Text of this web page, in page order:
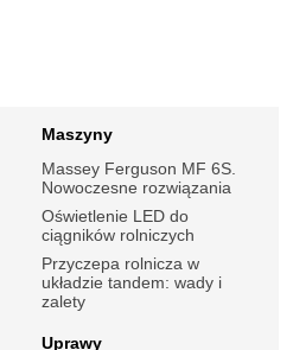
Maszyny
Massey Ferguson MF 6S.
Nowoczesne rozwiązania
Oświetlenie LED do
ciągników rolniczych
Przyczepa rolnicza w
układzie tandem: wady i
zalety
Uprawy